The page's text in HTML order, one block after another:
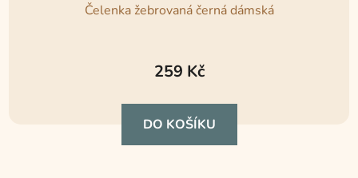
Čelenka žebrovaná černá dámská
hodnocení
je
5,0
z
259 Kč
DO KOŠÍKU